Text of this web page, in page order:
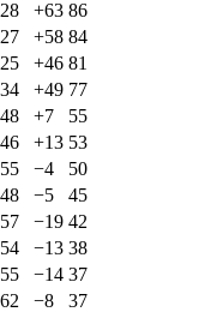
28 +63 86
27 +58 84
25 +46 81
34 +49 77
48 +7
55
46 +13 53
55 −4
50
48 −5
45
57 −19 42
54 −13 38
55 −14 37
62 −8
37